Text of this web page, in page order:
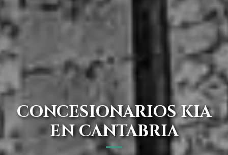
CONCESIONARIOS KIA
EN CANTABRIA